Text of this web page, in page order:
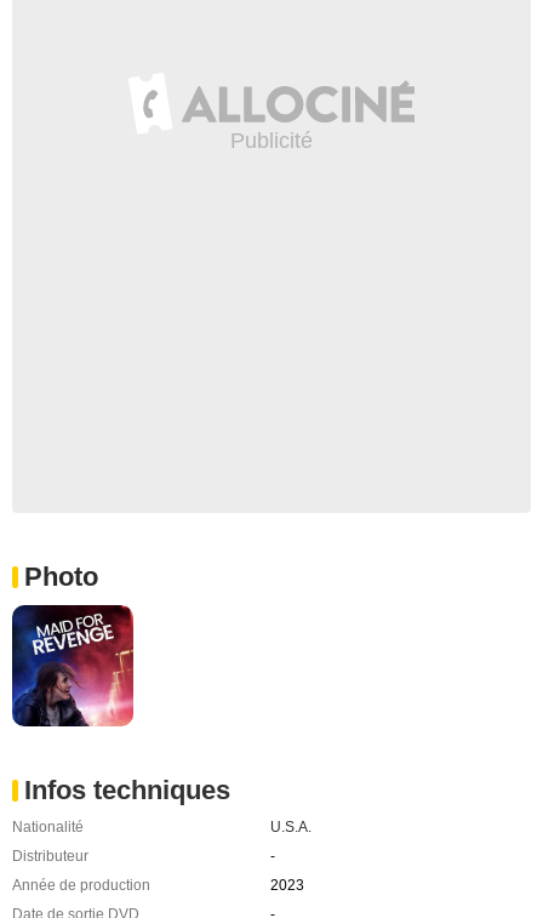
Photo
Infos techniques
Nationalité
U.S.A.
Distributeur
-
Année de production
2023
Date de sortie DVD
-